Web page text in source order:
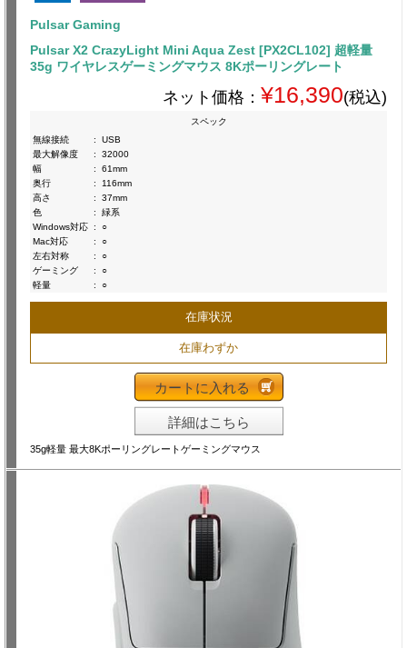
Pulsar Gaming
Pulsar X2 CrazyLight Mini Aqua Zest [PX2CL102] 超軽量
35g ワイヤレスゲーミングマウス 8Kポーリングレート
ネット価格： ¥16,390(税込)
スペック
無線接続
:
USB
最大解像度
:
32000
幅
:
61mm
奥行
:
116mm
高さ
:
37mm
色
:
緑系
Windows対応 :
○
Mac対応
:
○
左右対称
:
○
ゲーミング
:
○
軽量
: ○
在庫状況
在庫わずか
カートに入れる
詳細はこちら
35g軽量 最大8Kポーリングレートゲーミングマウス